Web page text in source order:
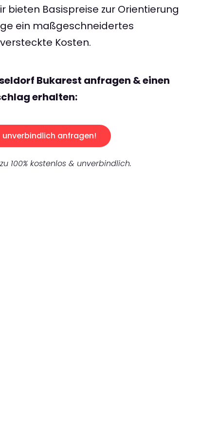
bieten Basispreise zur Orientierung
ein maßgeschneidertes
Kosten.
Bukarest anfragen & einen
erhalten:
unverbindlich anfragen!
100% kostenlos & unverbindlich.